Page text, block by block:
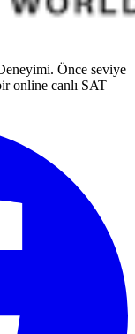
. Önce seviye
online canlı SAT